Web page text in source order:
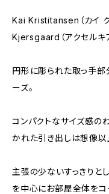
Kai Kristitansen（カイ ク
Kjersgaard（アクセルキ
円形に彫られた取っ手
ーズ。
コンパクトなサイズ感の
かれた引き出しは想像以
主張の少ないすっきりと
を中心にお部屋全体をコ